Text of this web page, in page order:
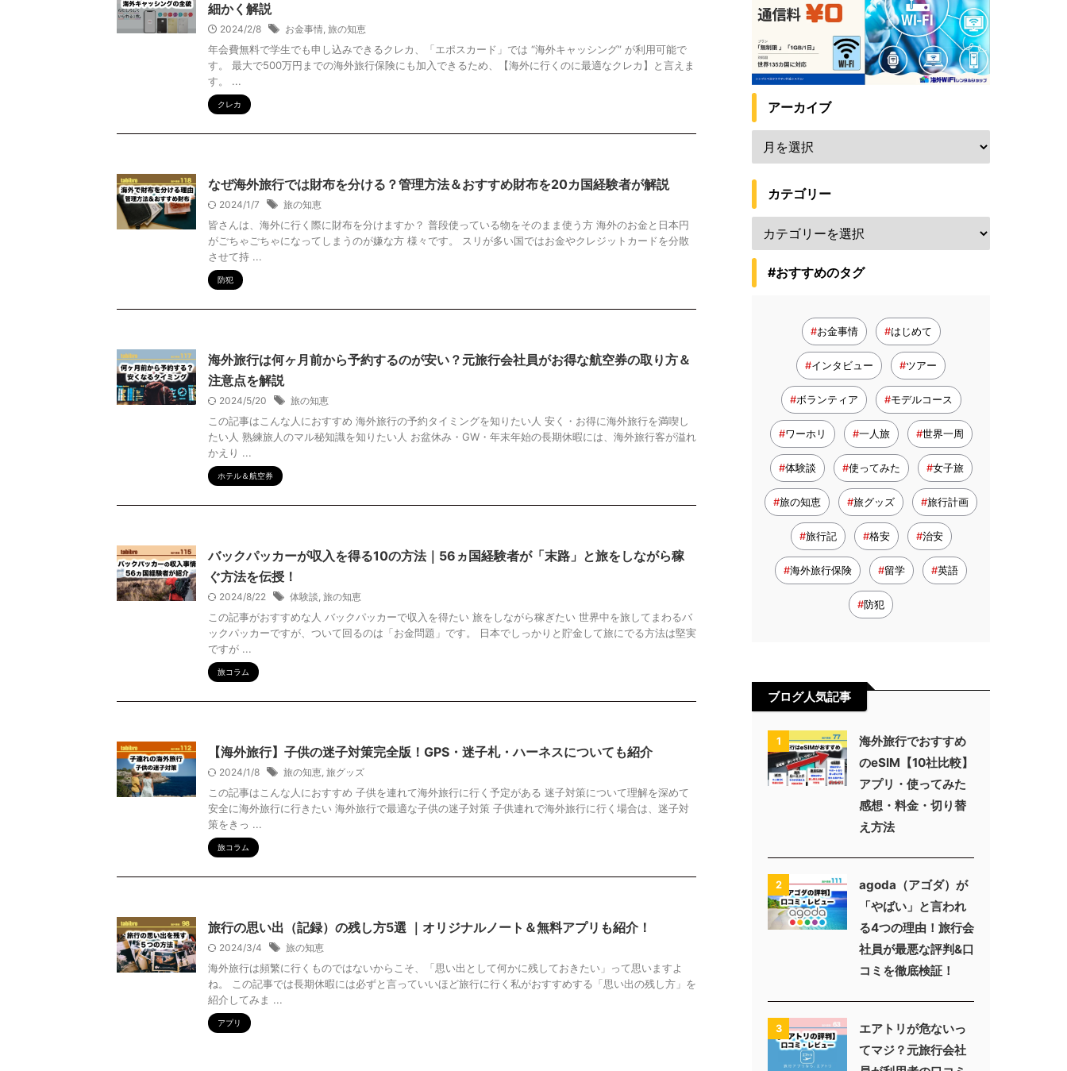
細かく解説
2024/2/8 お金事情, 旅の知恵
年会費無料で学生でも申し込みできるクレカ、「エポスカード」では “海外キャッシング” が利用可能で
す。 最大で500万円までの海外旅行保険にも加入できるため、【海外に行くのに最適なクレカ】と言えま
す。 ...
クレカ
なぜ海外旅行では財布を分ける？管理方法＆おすすめ財布を20カ国経験者が解説
2024/1/7 旅の知恵
皆さんは、海外に行く際に財布を分けますか？ 普段使っている物をそのまま使う方 海外のお金と日本円
がごちゃごちゃになってしまうのが嫌な方 様々です。 スリが多い国ではお金やクレジットカードを分散
させて持 ...
防犯
海外旅行は何ヶ月前から予約するのが安い？元旅行会社員がお得な航空券の取り方＆
注意点を解説
2024/5/20 旅の知恵
この記事はこんな人におすすめ 海外旅行の予約タイミングを知りたい人 安く・お得に海外旅行を満喫し
たい人 熟練旅人のマル秘知識を知りたい人 お盆休み・GW・年末年始の長期休暇には、海外旅行客が溢れ
かえり ...
ホテル＆航空券
バックパッカーが収入を得る10の方法｜56ヵ国経験者が「末路」と旅をしながら稼
ぐ方法を伝授！
2024/8/22 体験談, 旅の知恵
この記事がおすすめな人 バックパッカーで収入を得たい 旅をしながら稼ぎたい 世界中を旅してまわるバ
ックパッカーですが、ついて回るのは「お金問題」です。 日本でしっかりと貯金して旅にでる方法は堅実
ですが ...
旅コラム
【海外旅行】子供の迷子対策完全版！GPS・迷子札・ハーネスについても紹介
2024/1/8 旅の知恵, 旅グッズ
この記事はこんな人におすすめ 子供を連れて海外旅行に行く予定がある 迷子対策について理解を深めて
安全に海外旅行に行きたい 海外旅行で最適な子供の迷子対策 子供連れで海外旅行に行く場合は、迷子対
策をきっ ...
旅コラム
旅行の思い出（記録）の残し方5選 ｜オリジナルノート＆無料アプリも紹介！
2024/3/4 旅の知恵
海外旅行は頻繁に行くものではないからこそ、「思い出として何かに残しておきたい」って思いますよ
ね。 この記事では長期休暇には必ずと言っていいほど旅行に行く私がおすすめする「思い出の残し方」を
紹介してみま ...
アプリ
アーカイブ
カテゴリー
#おすすめのタグ
お金事情 はじめて
インタビュー ツアー
ボランティア モデルコース
ワーホリ 一人旅 世界一周
体験談 使ってみた 女子旅
旅の知恵 旅グッズ 旅行計画
旅行記 格安 治安
海外旅行保険 留学 英語
防犯
ブログ人気記事
1
海外旅行でおすすめ
のeSIM【10社比較】
アプリ・使ってみた
感想・料金・切り替
え方法
2
agoda（アゴダ）が
「やばい」と言われ
る4つの理由！旅行会
社員が最悪な評判&口
コミを徹底検証！
3
エアトリが危ないっ
てマジ？元旅行会社